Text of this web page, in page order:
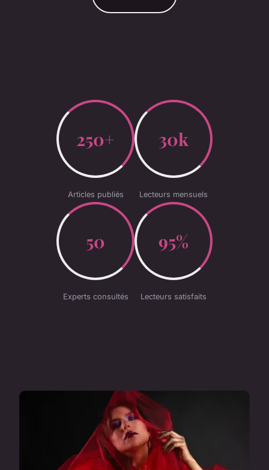
250+
Articles publiés
30k
Lecteurs mensuels
50
Experts consultés
95%
Lecteurs satisfaits